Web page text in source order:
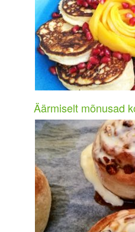
Äärmiselt mõnusad